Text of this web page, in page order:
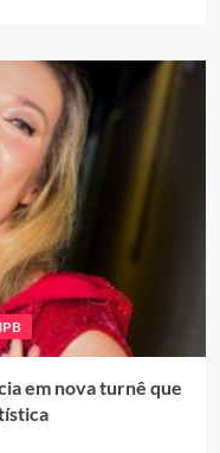
em nova turnê que